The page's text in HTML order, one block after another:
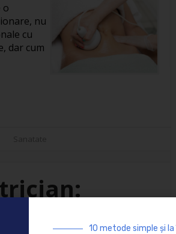
o
nu
cu
dar cum
10 metode simple și